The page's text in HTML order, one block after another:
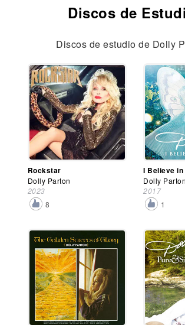
Discos de
Discos de estudio de Dolly
Rockstar
Dolly Parton
2023
8
I Believe in
Dolly Parton
2017
1